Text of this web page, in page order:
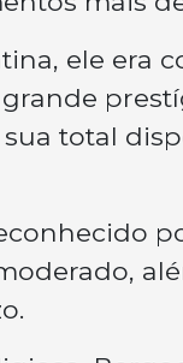
ele era
total